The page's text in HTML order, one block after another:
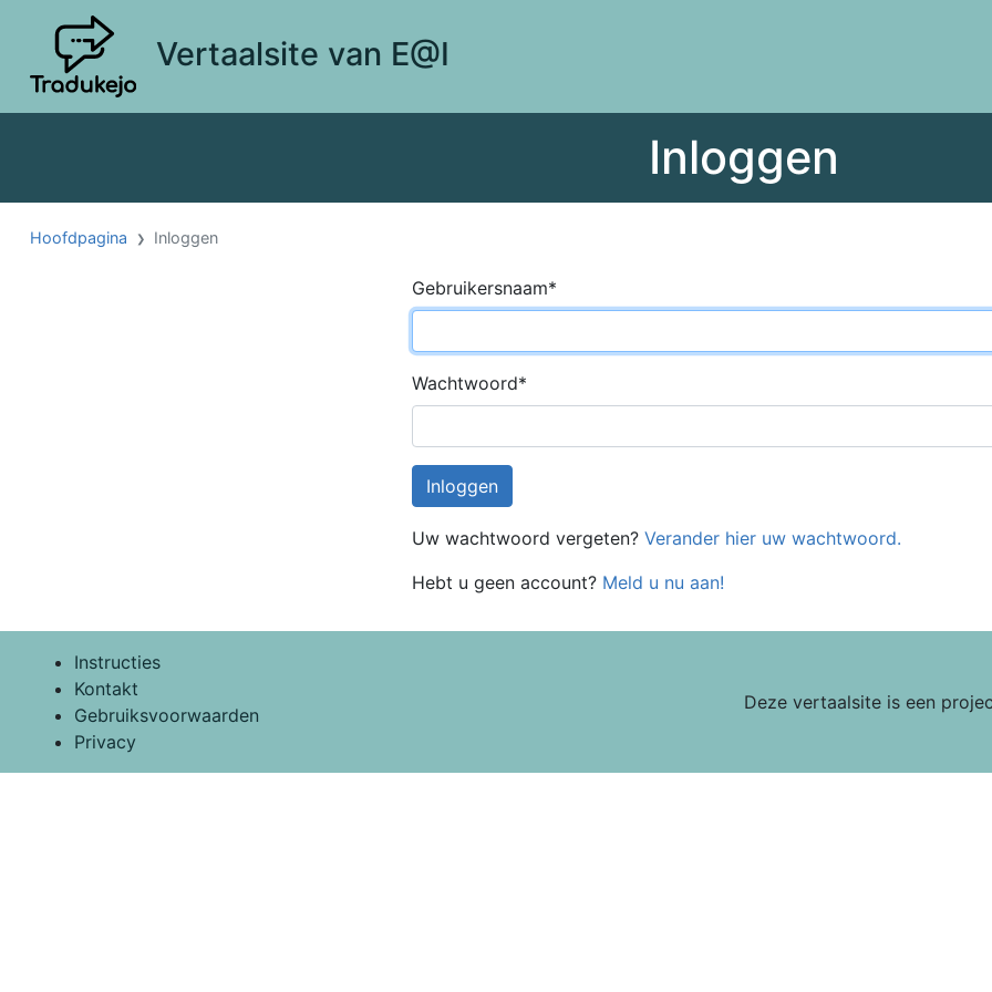
Vertaalsite van E@I
Inloggen
Hoofdpagina Inloggen
Gebruikersnaam*
Wachtwoord*
Uw wachtwoord vergeten? Verander hier uw wachtwoord.
Hebt u geen account? Meld u nu aan!
Instructies
Kontakt
Gebruiksvoorwaarden
Privacy
Deze vertaalsite is een